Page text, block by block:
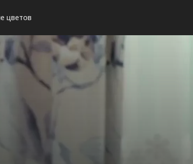
цветов